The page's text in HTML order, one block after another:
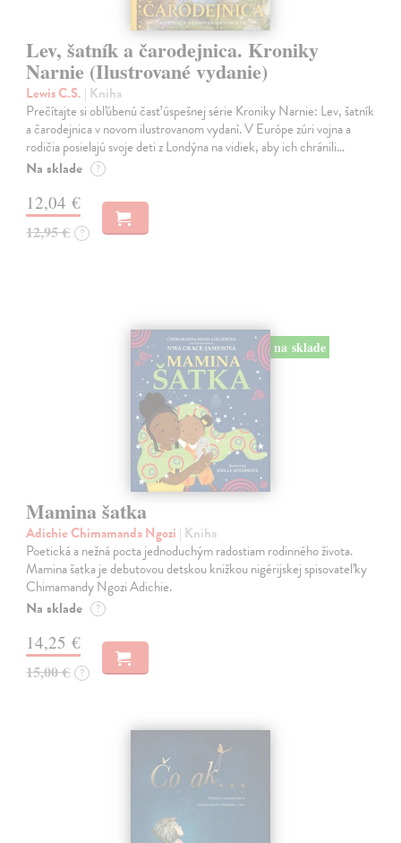
Lev, šatník a čarodejnica. Kroniky
Narnie (Ilustrované vydanie)
Lewis C.S. | Kniha
Prečítajte si obľúbenú časť úspešnej série Kroniky Narnie: Lev, šatník
a čarodejnica v novom ilustrovanom vydaní. V Európe zúri vojna a
rodičia posielajú svoje deti z Londýna na vidiek, aby ich chránili…
Na sklade ?
12,04 €
12,95 € ?
na sklade
Mamina šatka
Adichie Chimamanda Ngozi | Kniha
Poetická a nežná pocta jednoduchým radostiam rodinného života.
Mamina šatka je debutovou detskou knižkou nigérijskej spisovateľky
Chimamandy Ngozi Adichie.
Na sklade ?
14,25 €
15,00 € ?